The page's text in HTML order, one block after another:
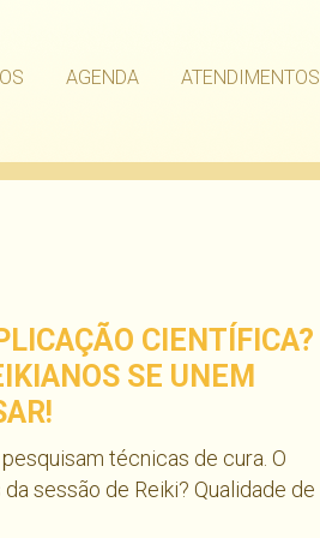
AGENDA ATENDIMENTOS
CIENTÍFICA?
SE UNEM
técnicas de cura. O
sessão de Reiki? Qualidade de